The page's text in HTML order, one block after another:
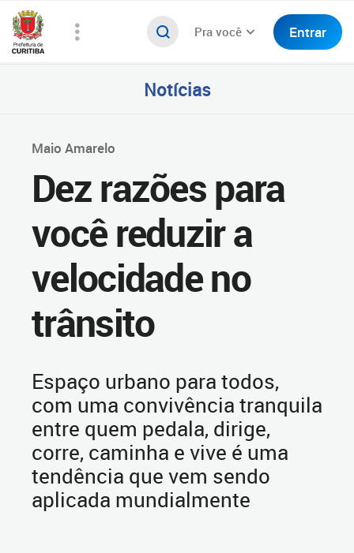
Pra você Entrar
Notícias
Maio Amarelo
Dez razões para
você reduzir a
velocidade no
trânsito
Espaço urbano para todos,
com uma convivência tranquila
entre quem pedala, dirige,
corre, caminha e vive é uma
tendência que vem sendo
aplicada mundialmente